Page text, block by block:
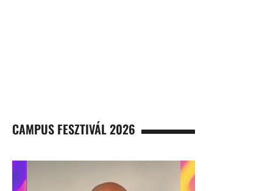
CAMPUS FESZTIVÁL 2026